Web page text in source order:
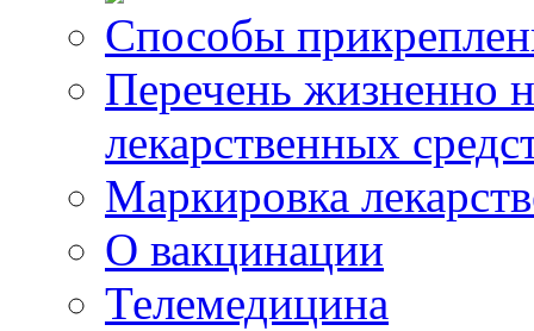
Способы
Перечень жизненно
лекарственных
Маркировка
О вакцинации
Телемедицина